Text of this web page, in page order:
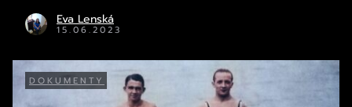
Eva Lenská
15.06.2023
DOKUMENTY